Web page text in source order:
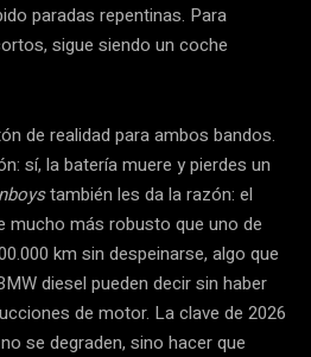
paradas repentinas. Para
sigue siendo un coche
de realidad para ambos bandos.
sí, la batería muere y pierdes un
también les da la razón: el
mucho más robusto que uno de
km sin despeinarse, algo que
diesel pueden decir sin haber
de motor. La clave de 2026
se degraden, sino hacer que